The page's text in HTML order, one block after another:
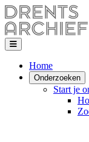
Home
Onderzoeken
Start je